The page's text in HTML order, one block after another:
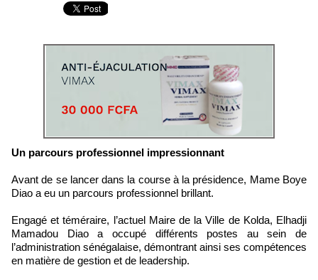
Un parcours professionnel impressionnant
Avant de se lancer dans la course à la présidence, Mame Boye
Diao a eu un parcours professionnel brillant.
Engagé et téméraire, l’actuel Maire de la Ville de Kolda, Elhadji
Mamadou Diao a occupé différents postes au sein de
l’administration sénégalaise, démontrant ainsi ses compétences
en matière de gestion et de leadership.